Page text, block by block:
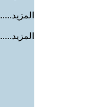
المزيد.....
المزيد.....